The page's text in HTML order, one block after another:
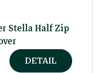
Stella Half Zip
DETAIL